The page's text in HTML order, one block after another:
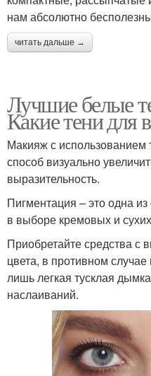
нам абсолютно
читать дальше →
Лучшие белые
Какие тени для
Макияж с использованием
способ визуально
выразительность.
Пигментация – это одна
в выборе кремовых и
Приобретайте средства с
цвета, в противном
лишь легкая тусклая
наслаиваний.